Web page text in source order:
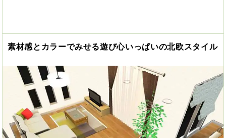
素材感とカラーでみせる遊び心いっぱいの北欧スタイル